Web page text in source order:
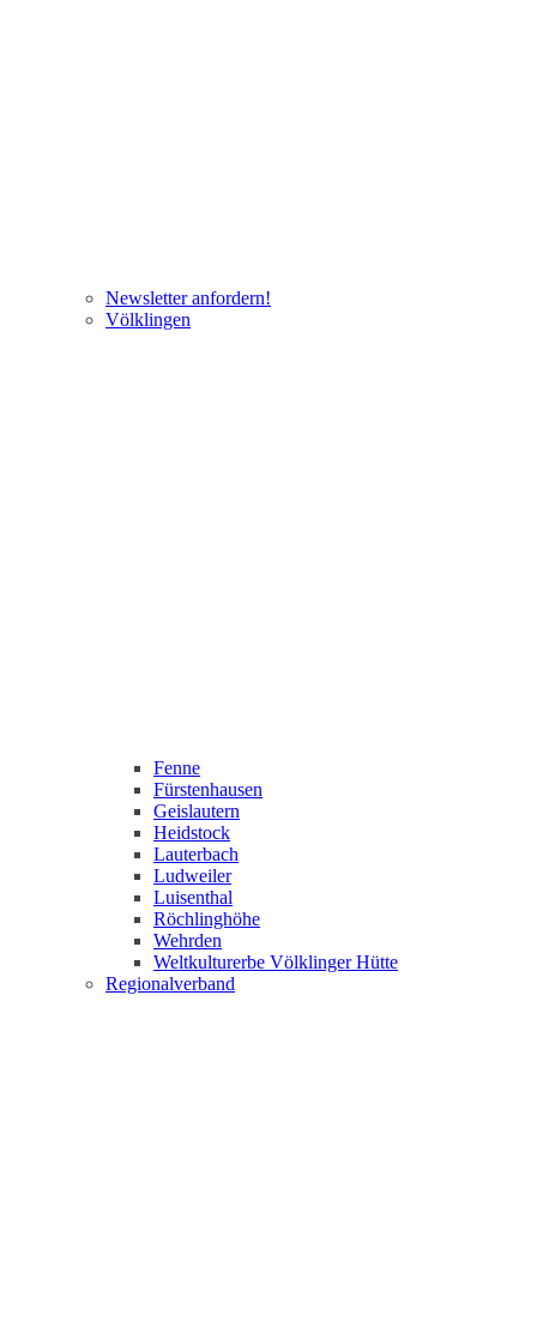
Newsletter anfordern!
Völklingen
Fenne
Fürstenhausen
Geislautern
Heidstock
Lauterbach
Ludweiler
Luisenthal
Röchlinghöhe
Wehrden
Weltkulturerbe Völklinger Hütte
Regionalverband